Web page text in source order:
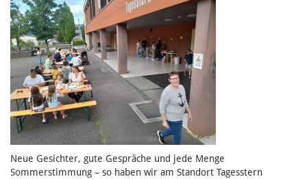
Neue Gesichter, gute Gespräche und jede Menge
Sommerstimmung – so haben wir am Standort Tagesstern